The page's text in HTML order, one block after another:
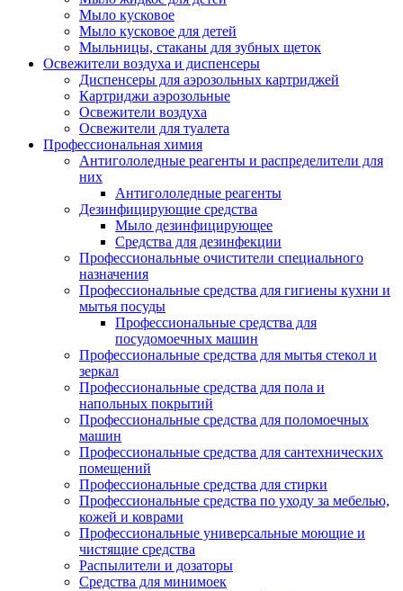
Мыло кусковое
Мыло кусковое для детей
Мыльницы, стаканы для зубных щеток
Освежители воздуха и диспенсеры
Диспенсеры для аэрозольных картриджей
Картриджи аэрозольные
Освежители воздуха
Освежители для туалета
Профессиональная химия
Антигололедные реагенты и распределители для
них
Антигололедные реагенты
Дезинфицирующие средства
Мыло дезинфицирующее
Средства для дезинфекции
Профессиональные очистители специального
назначения
Профессиональные средства для гигиены кухни и
мытья посуды
Профессиональные средства для
посудомоечных машин
Профессиональные средства для мытья стекол и
зеркал
Профессиональные средства для пола и
напольных покрытий
Профессиональные средства для поломоечных
машин
Профессиональные средства для сантехнических
помещений
Профессиональные средства для стирки
Профессиональные средства по уходу за мебелью,
кожей и коврами
Профессиональные универсальные моющие и
чистящие средства
Распылители и дозаторы
Средства для минимоек